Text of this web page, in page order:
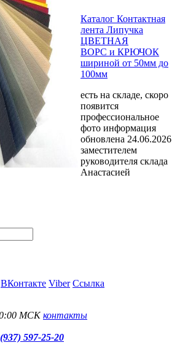
Каталог Контактная
лента Липучка
ЦВЕТНАЯ
ВОРС и КРЮЧОК
шириной от 50мм до
100мм
есть на складе, скоро
появится
профессиональное
фото информация
обновлена 24.06.2026
заместителем
руководителя склада
Анастасией
ВКонтакте Viber Ссылка
МСКконтакты
597-25-20